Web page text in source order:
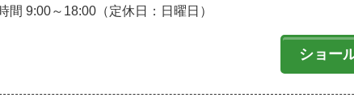
間 9:00～18:00（定休日：日曜日）
ショー